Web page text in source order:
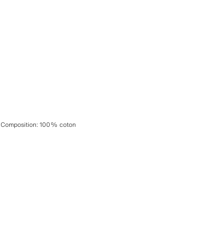
Composition:100% coton